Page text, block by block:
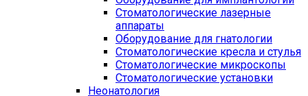
Стоматологические лазерные
аппараты
Оборудование для гнатологии
Стоматологические кресла и стулья
Стоматологические микроскопы
Стоматологические установки
Неонатология